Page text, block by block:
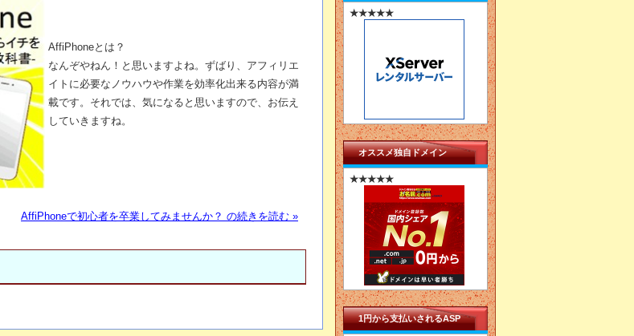
AffiPhoneとは？
なんぞやねん！と思いますよね。ずばり、アフィリエ
イトに必要なノウハウや作業を効率化出来る内容が満
載です。それでは、気になると思いますので、お伝え
していきますね。
AffiPhoneで初心者を卒業してみませんか？ の続きを読む »
★★★★★
オススメ独自ドメイン
★★★★★
1円から支払いされるASP